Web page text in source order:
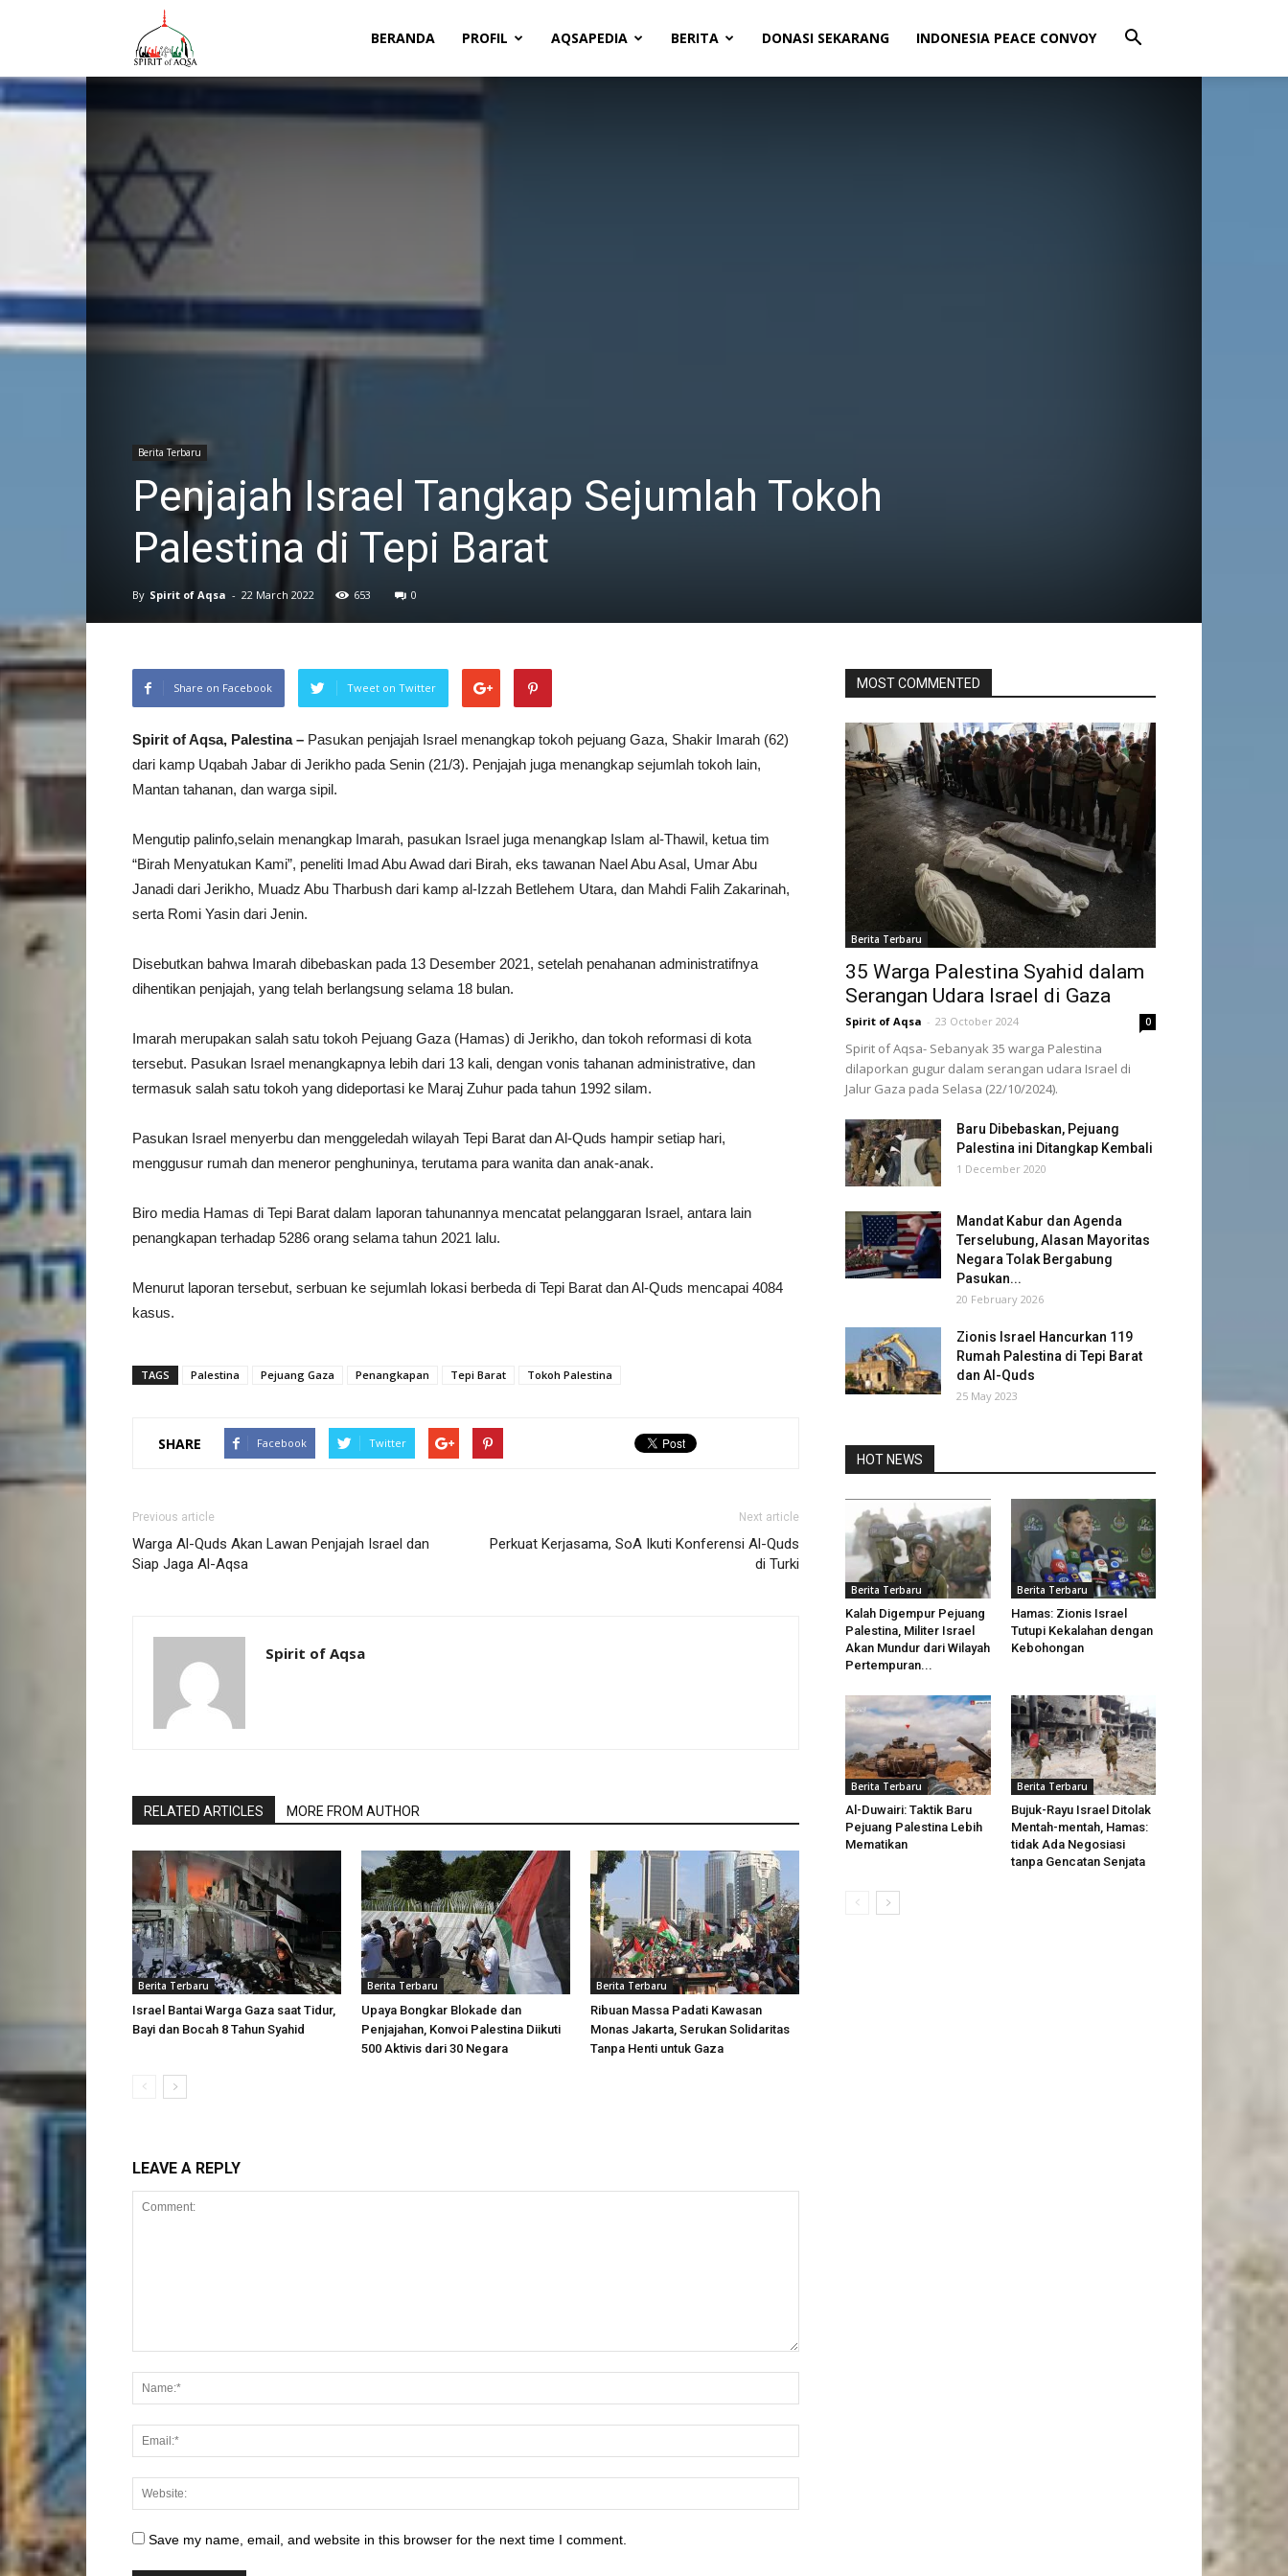
of
Aqsa
BERANDA PROFIL AQSAPEDIA BERITA DONASI SEKARANG INDONESIA PEACE CONVOY
Berita Terbaru
Penjajah Israel Tangkap Sejumlah Tokoh
Palestina di Tepi Barat
By Spirit of Aqsa - 22 March 2022 653 0
Share on Facebook Tweet on Twitter
Spirit of Aqsa, Palestina – Pasukan penjajah Israel menangkap tokoh pejuang Gaza, Shakir Imarah (62)
dari kamp Uqabah Jabar di Jerikho pada Senin (21/3). Penjajah juga menangkap sejumlah tokoh lain,
Mantan tahanan, dan warga sipil.
Mengutip palinfo,selain menangkap Imarah, pasukan Israel juga menangkap Islam al-Thawil, ketua tim
“Birah Menyatukan Kami”, peneliti Imad Abu Awad dari Birah, eks tawanan Nael Abu Asal, Umar Abu
Janadi dari Jerikho, Muadz Abu Tharbush dari kamp al-Izzah Betlehem Utara, dan Mahdi Falih Zakarinah,
serta Romi Yasin dari Jenin.
Disebutkan bahwa Imarah dibebaskan pada 13 Desember 2021, setelah penahanan administratifnya
dihentikan penjajah, yang telah berlangsung selama 18 bulan.
Imarah merupakan salah satu tokoh Pejuang Gaza (Hamas) di Jerikho, dan tokoh reformasi di kota
tersebut. Pasukan Israel menangkapnya lebih dari 13 kali, dengan vonis tahanan administrative, dan
termasuk salah satu tokoh yang dideportasi ke Maraj Zuhur pada tahun 1992 silam.
Pasukan Israel menyerbu dan menggeledah wilayah Tepi Barat dan Al-Quds hampir setiap hari,
menggusur rumah dan meneror penghuninya, terutama para wanita dan anak-anak.
Biro media Hamas di Tepi Barat dalam laporan tahunannya mencatat pelanggaran Israel, antara lain
penangkapan terhadap 5286 orang selama tahun 2021 lalu.
Menurut laporan tersebut, serbuan ke sejumlah lokasi berbeda di Tepi Barat dan Al-Quds mencapai 4084
kasus.
TAGS Palestina Pejuang Gaza Penangkapan Tepi Barat Tokoh Palestina
SHARE Facebook Twitter
Previous article
Warga Al-Quds Akan Lawan Penjajah Israel dan
Siap Jaga Al-Aqsa
Next article
Perkuat Kerjasama, SoA Ikuti Konferensi Al-Quds
di Turki
Spirit of Aqsa
RELATED ARTICLES MORE FROM AUTHOR
Berita Terbaru
Israel Bantai Warga Gaza saat Tidur,
Bayi dan Bocah 8 Tahun Syahid
Berita Terbaru
Upaya Bongkar Blokade dan
Penjajahan, Konvoi Palestina Diikuti
500 Aktivis dari 30 Negara
Berita Terbaru
Ribuan Massa Padati Kawasan
Monas Jakarta, Serukan Solidaritas
Tanpa Henti untuk Gaza
LEAVE A REPLY
Save my name, email, and website in this browser for the next time I comment.
MOST COMMENTED
Berita Terbaru
35 Warga Palestina Syahid dalam
Serangan Udara Israel di Gaza
Spirit of Aqsa - 23 October 2024 0
Spirit of Aqsa- Sebanyak 35 warga Palestina
dilaporkan gugur dalam serangan udara Israel di
Jalur Gaza pada Selasa (22/10/2024).
Baru Dibebaskan, Pejuang
Palestina ini Ditangkap Kembali
1 December 2020
Mandat Kabur dan Agenda
Terselubung, Alasan Mayoritas
Negara Tolak Bergabung
Pasukan...
20 February 2026
Zionis Israel Hancurkan 119
Rumah Palestina di Tepi Barat
dan Al-Quds
25 May 2023
HOT NEWS
Berita Terbaru
Kalah Digempur Pejuang
Palestina, Militer Israel
Akan Mundur dari Wilayah
Pertempuran...
Berita Terbaru
Hamas: Zionis Israel
Tutupi Kekalahan dengan
Kebohongan
Berita Terbaru
Al-Duwairi: Taktik Baru
Pejuang Palestina Lebih
Mematikan
Berita Terbaru
Bujuk-Rayu Israel Ditolak
Mentah-mentah, Hamas:
tidak Ada Negosiasi
tanpa Gencatan Senjata